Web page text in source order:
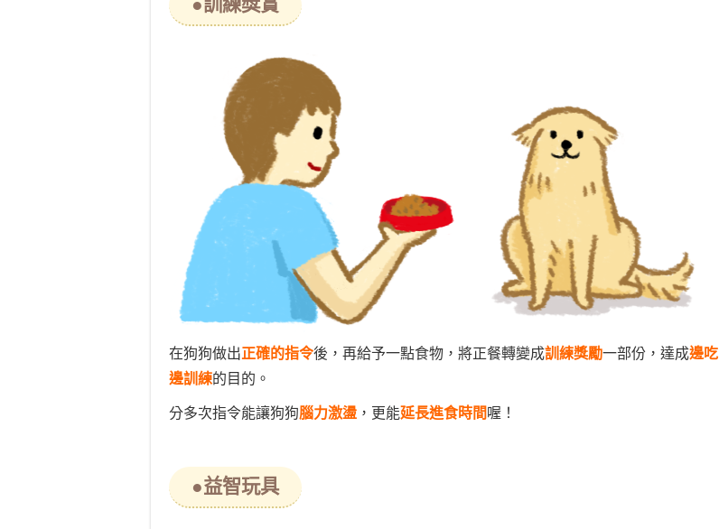
●訓練獎賞
在狗狗做出正確的指令後，再給予一點食物，將正餐轉變成訓練獎勵一部份，達成邊吃
邊訓練的目的。
分多次指令能讓狗狗腦力激盪 ，更能延長進食時間喔！
●益智玩具